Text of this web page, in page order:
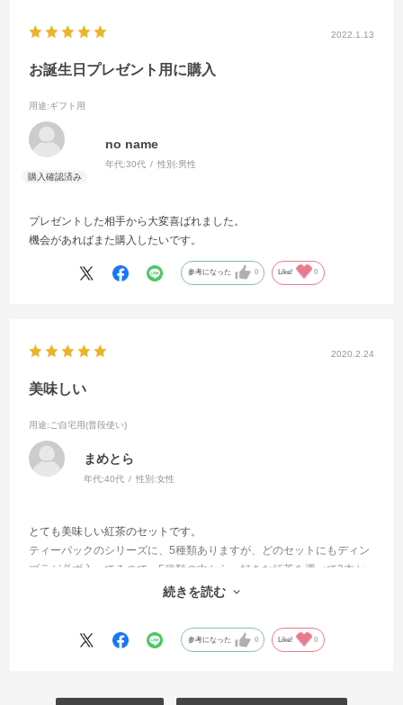
2022.1.13
お誕生日プレゼント用に購入
用途:ギフト用
no name
年代:30代 性別:男性
プレゼントした相手から大変喜ばれました。
機会があればまた購入したいです。
参考になった 0 Like! 0
2020.2.24
美味しい
用途:ご自宅用(普段使い)
まめとら
年代:40代 性別:女性
とても美味しい紅茶のセットです。
ティーパックのシリーズに、5種類ありますが、どのセットにもディン
ブラが必ず入ってるので、5種類の中から、好きな紅茶を選べて2本セ
続きを読む
参考になった 0 Like! 0